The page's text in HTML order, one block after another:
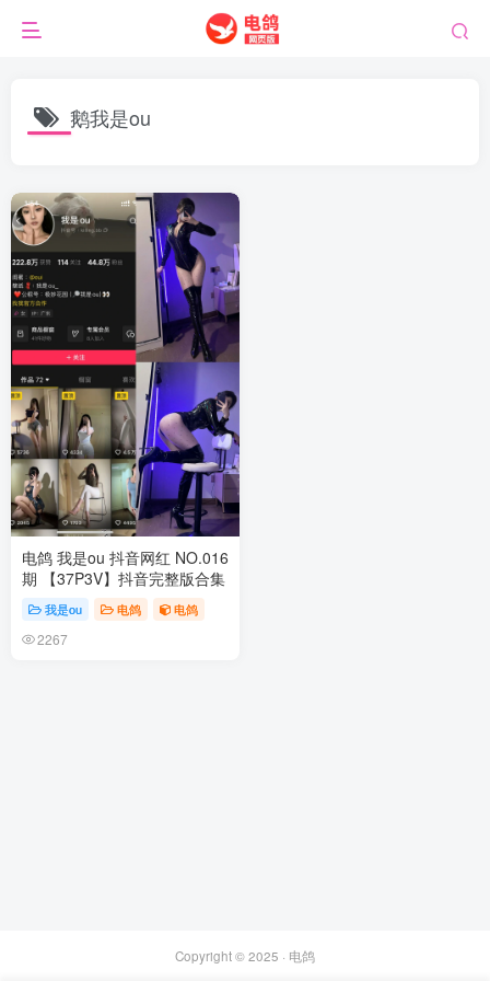
鹅我是ou
电鸽 我是ou 抖音网红 NO.016
期 【37P3V】抖音完整版合集
我是ou 电鸽 电鸽
2267
Copyright © 2025 · 电鸽